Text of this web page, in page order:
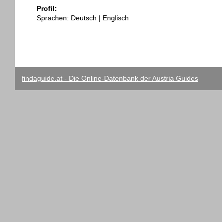
Profil:
Sprachen: Deutsch | Englisch
findaguide.at - Die Online-Datenbank der Austria Guides